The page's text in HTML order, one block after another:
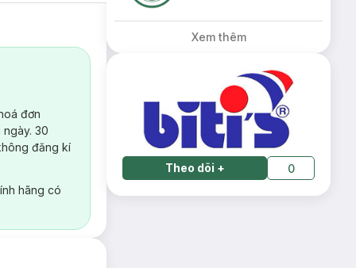
đơn
30
đăng kí
hãng có
Xem thêm
Theo dõi + 0